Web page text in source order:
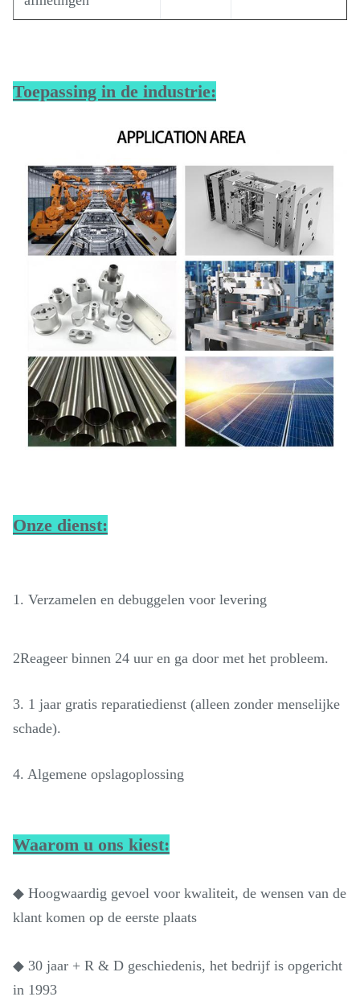
Toepassing in de industrie:
Onze dienst:
1. Verzamelen en debuggelen voor levering
2Reageer binnen 24 uur en ga door met het probleem.
3. 1 jaar gratis reparatiedienst (alleen zonder menselijke
schade).
4. Algemene opslagoplossing
Waarom u ons kiest:
◆ Hoogwaardig gevoel voor kwaliteit, de wensen van de
klant komen op de eerste plaats
◆ 30 jaar + R & D geschiedenis, het bedrijf is opgericht
in 1993